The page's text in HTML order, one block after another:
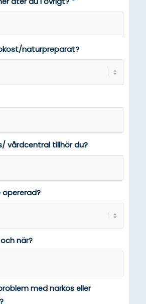
naturpreparat?
vårdcentral tillhör du?
opererad?
när?
med narkos eller